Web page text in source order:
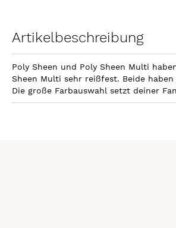
Artikelbeschreibung
Poly Sheen und Poly Sheen Multi
Sheen Multi sehr reißfest. Beide
Die große Farbauswahl setzt deiner